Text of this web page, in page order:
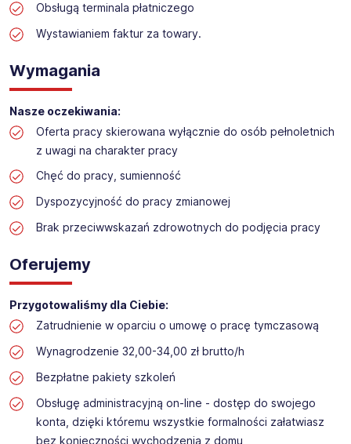
Praca w sektorze obsługi klienta w markecie
budowlanym
Obsługą terminala płatniczego
Wystawianiem faktur za towary.
Wymagania
Nasze oczekiwania:
Oferta pracy skierowana wyłącznie do osób pełnoletnich
z uwagi na charakter pracy
Chęć do pracy, sumienność
Dyspozycyjność do pracy zmianowej
Brak przeciwwskazań zdrowotnych do podjęcia pracy
Oferujemy
Przygotowaliśmy dla Ciebie:
Zatrudnienie w oparciu o umowę o pracę tymczasową
Wynagrodzenie 32,00-34,00 zł brutto/h
Bezpłatne pakiety szkoleń
Obsługę administracyjną on-line - dostęp do swojego
konta, dzięki któremu wszystkie formalności załatwiasz
bez konieczności wychodzenia z domu